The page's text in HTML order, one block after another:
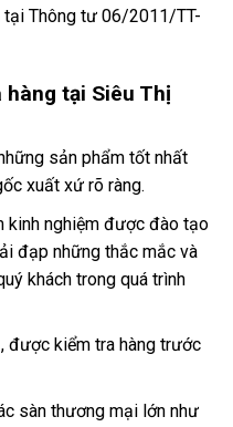
tại Thông tư 06/2011/TT-
hàng tại Siêu Thị
sản phẩm tốt nhất
xuất xứ rõ ràng.
kinh nghiệm được đào tạo
đạp những thắc mắc và
khách trong quá trình
được kiểm tra hàng trước
sàn thương mại lớn như